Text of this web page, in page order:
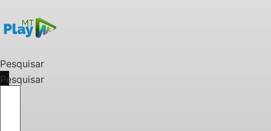
Pesquisar
Pesquisar